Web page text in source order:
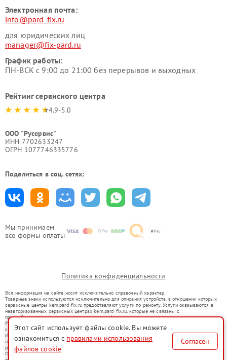
Мы принимаем
все формы оплаты
Электронная почта:
info@pard-fix.ru
для юридических лиц
manager@fix-pard.ru
График работы:
ПН-ВСК с 9:00 до 21:00 без перерывов и выходных
Рейтинг сервисного центра
4.9-5.0
ООО "Русервис"
ИНН 7702633247
ОГРН 1077746335776
Поделиться в соц. сетях:
Политика конфиденциальности
Вся информация на сайте носит исключительно справочный характер.
Товарные знаки используются исключительно для описания устройств, в отношении которых
сервисные центры kem.pard-fix.ru предоставляют услуги по ремонту. Услуги оказываются в
неавторизованных сервисных центрах kem.pard-fix.ru, которые не связаны с
правообладателями товарных знаков или их официальными представителями.
Ремонт осуществляется для устройств, уже введенных в гражданский оборот в соответствии
со статьей 1487 ГК РФ.
Использование товарных знаков не преследует цели индивидуализации услуг или введения
потребителей в заблуждение, а служит для информирования о предоставляемых услугах по
ремонту техники указанных брендов.
Представленная на сайте информация не является публичной офертой, определяемой
Этот сайт использует файлы cookie. Вы можете
ознакомиться с правилами использования
файлов cookie
Согласен